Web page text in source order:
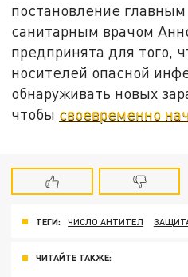
постановление
санитарным врачом
предпринята для того,
носителей опасной
обнаруживать новых
чтобы своевременно
ТЕГИ: ЧИСЛО АНТИТЕЛ
ЧИТАЙТЕ ТАКЖЕ: